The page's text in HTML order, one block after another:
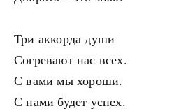
Три аккорда души
Согревают нас всех.
С вами мы хороши.
С нами будет успех.